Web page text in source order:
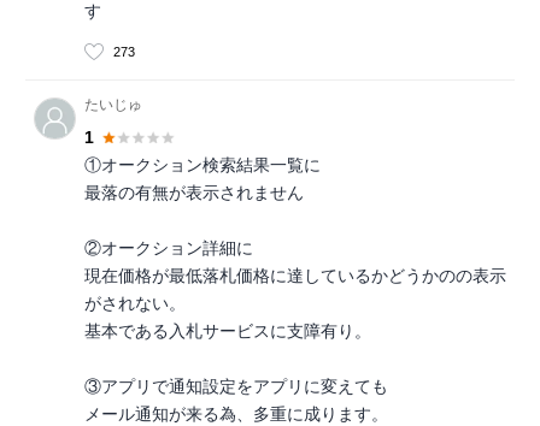
す
273
たいじゅ
1
①オークション検索結果一覧に
最落の有無が表示されません
②オークション詳細に
現在価格が最低落札価格に達しているかどうかのの表示
がされない。
基本である入札サービスに支障有り。
③アプリで通知設定をアプリに変えても
メール通知が来る為、多重に成ります。